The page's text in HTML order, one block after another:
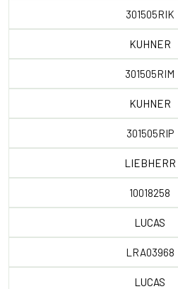
301505RIK
KUHNER
301505RIM
KUHNER
301505RIP
LIEBHERR
10018258
LUCAS
LRA03968
LUCAS